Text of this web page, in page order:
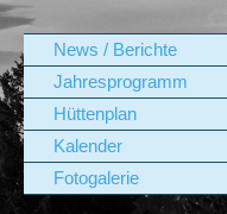
News / Berichte
Jahresprogramm
Hüttenplan
Kalender
Fotogalerie